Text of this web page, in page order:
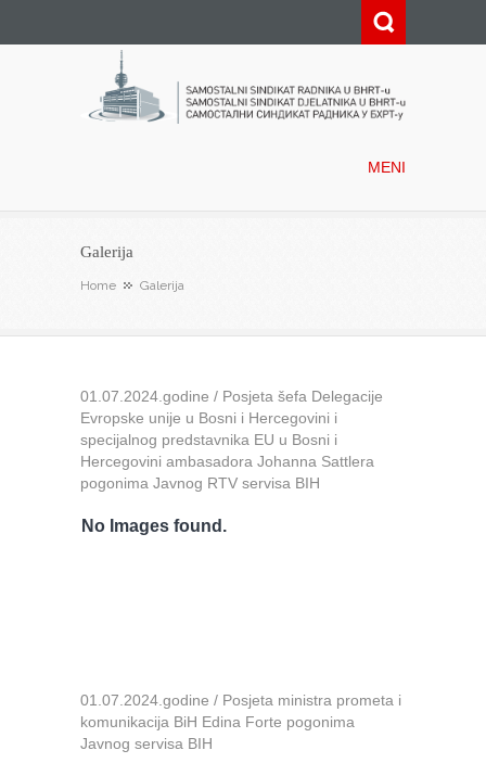
MENI
Galerija
Home Galerija
01.07.2024.godine / Posjeta šefa Delegacije
Evropske unije u Bosni i Hercegovini i
specijalnog predstavnika EU u Bosni i
Hercegovini ambasadora Johanna Sattlera
pogonima Javnog RTV servisa BIH
No Images found.
01.07.2024.godine / Posjeta ministra prometa i
komunikacija BiH Edina Forte pogonima
Javnog servisa BIH